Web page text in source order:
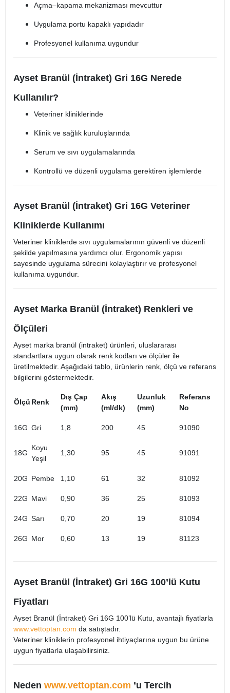
Açma–kapama mekanizması mevcuttur
Uygulama portu kapaklı yapıdadır
Profesyonel kullanıma uygundur
Ayset Branül (İntraket) Gri 16G Nerede
Kullanılır?
Veteriner kliniklerinde
Klinik ve sağlık kuruluşlarında
Serum ve sıvı uygulamalarında
Kontrollü ve düzenli uygulama gerektiren işlemlerde
Ayset Branül (İntraket) Gri 16G Veteriner
Kliniklerde Kullanımı
Veteriner kliniklerde sıvı uygulamalarının güvenli ve düzenli
şekilde yapılmasına yardımcı olur. Ergonomik yapısı
sayesinde uygulama sürecini kolaylaştırır ve profesyonel
kullanıma uygundur.
Ayset Marka Branül (İntraket) Renkleri ve
Ölçüleri
Ayset marka branül (intraket) ürünleri, uluslararası
standartlara uygun olarak renk kodları ve ölçüler ile
üretilmektedir. Aşağıdaki tablo, ürünlerin renk, ölçü ve referans
bilgilerini göstermektedir.
Ölçü Renk
Dış Çap
(mm)
Akış
(ml/dk)
Uzunluk
(mm)
Referans
No
16G Gri 1,8 200 45 91090
18G
Koyu
Yeşil
1,30 95 45 91091
20G Pembe 1,10 61 32 81092
22G Mavi 0,90 36 25 81093
24G Sarı 0,70 20 19 81094
26G Mor 0,60 13 19 81123
Ayset Branül (İntraket) Gri 16G 100’lü Kutu
Fiyatları
Ayset Branül (İntraket) Gri 16G 100’lü Kutu, avantajlı fiyatlarla
www.vettoptan.com da satıştadır.
Veteriner kliniklerin profesyonel ihtiyaçlarına uygun bu ürüne
uygun fiyatlarla ulaşabilirsiniz.
Neden www.vettoptan.com ’u Tercih